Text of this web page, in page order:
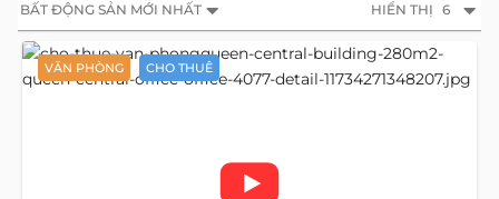
BẤT ĐỘNG SẢN MỚI NHẤT HIỂN THỊ 6
VĂN PHÒNG CHO THUÊ